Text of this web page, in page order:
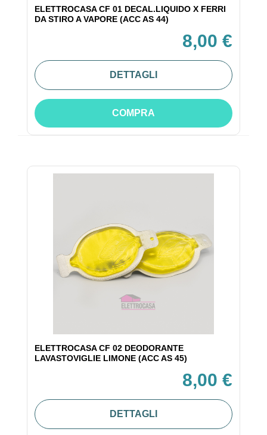
ELETTROCASA CF 01 DECAL.LIQUIDO X FERRI
DA STIRO A VAPORE (ACC AS 44)
8,00 €
DETTAGLI
COMPRA
ELETTROCASA CF 02 DEODORANTE
LAVASTOVIGLIE LIMONE (ACC AS 45)
8,00 €
DETTAGLI